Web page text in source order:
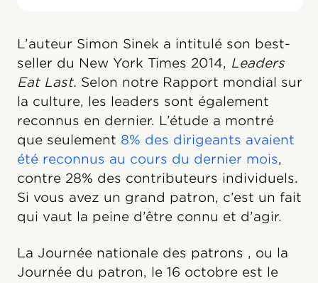
L’auteur Simon Sinek a intitulé son best-
seller du New York Times 2014, Leaders
Eat Last. Selon notre Rapport mondial sur
la culture, les leaders sont également
reconnus en dernier. L’étude a montré
que seulement 8% des dirigeants avaient
été reconnus au cours du dernier mois,
contre 28% des contributeurs individuels.
Si vous avez un grand patron, c’est un fait
qui vaut la peine d’être connu et d’agir.
La Journée nationale des patrons , ou la
Journée du patron, le 16 octobre est le